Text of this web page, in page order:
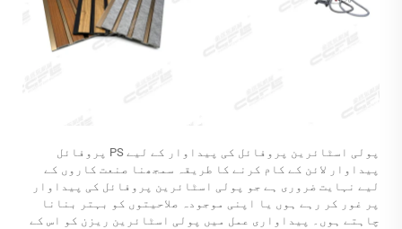
پولی اسٹائرین پروفائل کی پیداوار کے لیے PS پروفائل
پیداوار لائن کے کام کرنے کا طریقہ سمجھنا صنعت کاروں کے
لیے نہایت ضروری ہے جو پولی اسٹائرین پروفائل کی پیداوار
پر غور کر رہے ہوں یا اپنی موجودہ صلاحیتوں کو بہتر بنانا
چاہتے ہوں۔ پیداواری عمل میں پولی اسٹائرین ریزن کو اس کے